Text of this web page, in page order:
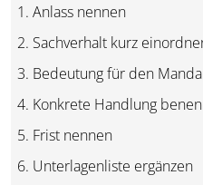
Anlass nennen
Sachverhalt kurz
Bedeutung für den
Konkrete Handlung
Frist nennen
Unterlagenliste ergänzen